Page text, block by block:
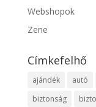
Webshopok
Zene
Címkefelhő
ajándék autó
biztonság